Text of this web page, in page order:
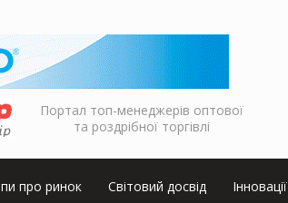
Портал топ-менеджерів оптової
та роздрібної торгівлі
про ринок Світовий досвід Інновації